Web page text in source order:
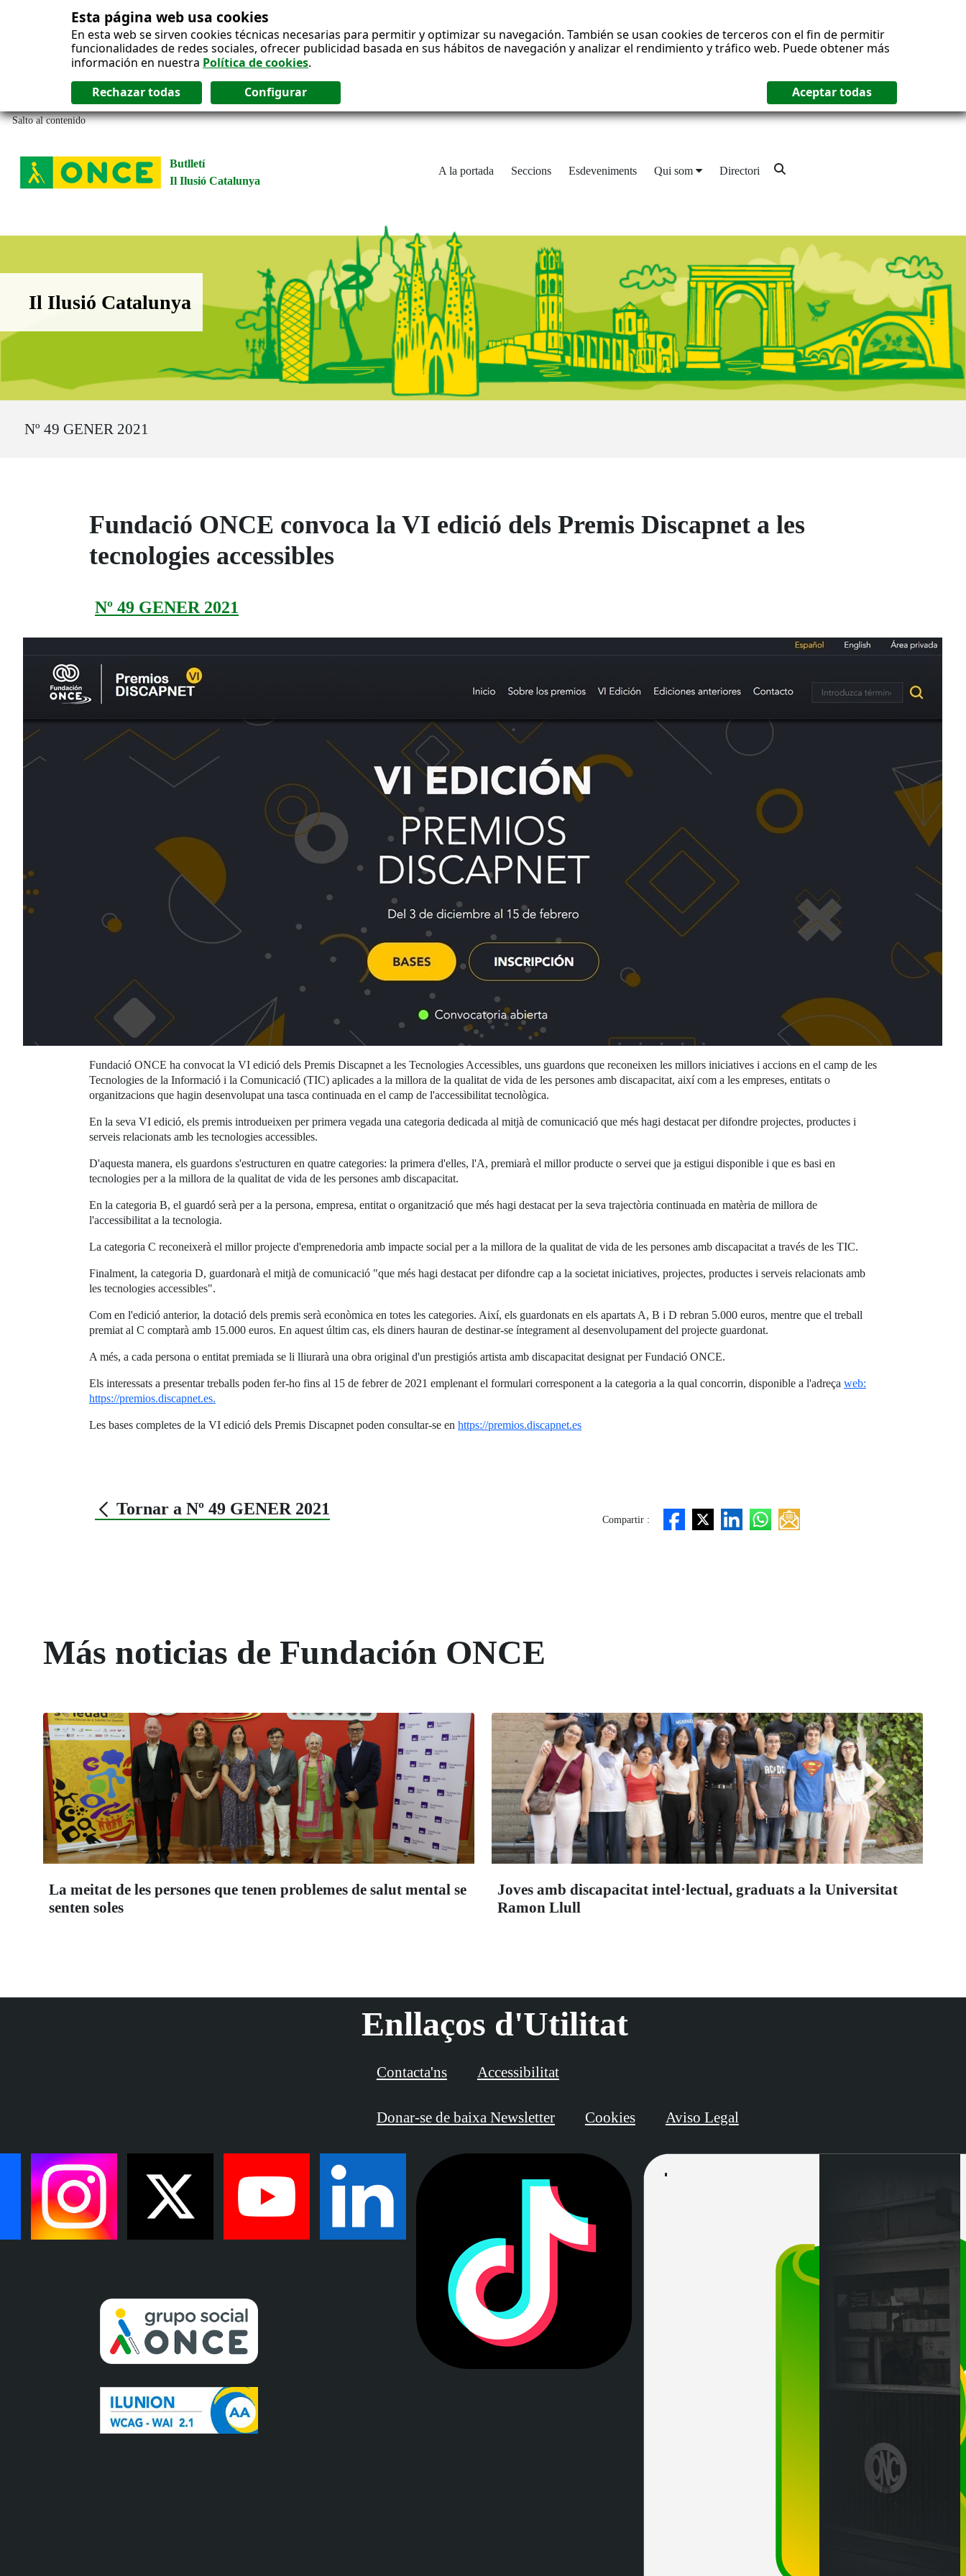
Esta página web usa cookies
En esta web se sirven cookies técnicas necesarias para permitir y optimizar su navegación. También se usan cookies de terceros con el fin de permitir
funcionalidades de redes sociales, ofrecer publicidad basada en sus hábitos de navegación y analizar el rendimiento y tráfico web. Puede obtener más
información en nuestra Política de cookies.
Salto al contenido
Butlletí
Il Ilusió Catalunya
A la portada Seccions Esdeveniments Qui som Directori
Boletín Il·lusió Catalunya
Il Ilusió Catalunya
Nº 49 GENER 2021
Fundació ONCE convoca la VI edició dels Premis Discapnet a les
tecnologies accessibles
Nº 49 GENER 2021
Fundació ONCE ha convocat la VI edició dels Premis Discapnet a les Tecnologies Accessibles, uns guardons que reconeixen les millors iniciatives i accions en el camp de les
Tecnologies de la Informació i la Comunicació (TIC) aplicades a la millora de la qualitat de vida de les persones amb discapacitat, així com a les empreses, entitats o
organitzacions que hagin desenvolupat una tasca continuada en el camp de l'accessibilitat tecnològica.
En la seva VI edició, els premis introdueixen per primera vegada una categoria dedicada al mitjà de comunicació que més hagi destacat per difondre projectes, productes i
serveis relacionats amb les tecnologies accessibles.
D'aquesta manera, els guardons s'estructuren en quatre categories: la primera d'elles, l'A, premiarà el millor producte o servei que ja estigui disponible i que es basi en
tecnologies per a la millora de la qualitat de vida de les persones amb discapacitat.
En la categoria B, el guardó serà per a la persona, empresa, entitat o organització que més hagi destacat per la seva trajectòria continuada en matèria de millora de
l'accessibilitat a la tecnologia.
La categoria C reconeixerà el millor projecte d'emprenedoria amb impacte social per a la millora de la qualitat de vida de les persones amb discapacitat a través de les TIC.
Finalment, la categoria D, guardonarà el mitjà de comunicació "que més hagi destacat per difondre cap a la societat iniciatives, projectes, productes i serveis relacionats amb
les tecnologies accessibles".
Com en l'edició anterior, la dotació dels premis serà econòmica en totes les categories. Així, els guardonats en els apartats A, B i D rebran 5.000 euros, mentre que el treball
premiat al C comptarà amb 15.000 euros. En aquest últim cas, els diners hauran de destinar-se íntegrament al desenvolupament del projecte guardonat.
A més, a cada persona o entitat premiada se li lliurarà una obra original d'un prestigiós artista amb discapacitat designat per Fundació ONCE.
Els interessats a presentar treballs poden fer-ho fins al 15 de febrer de 2021 emplenant el formulari corresponent a la categoria a la qual concorrin, disponible a l'adreça web:
https://premios.discapnet.es.
Les bases completes de la VI edició dels Premis Discapnet poden consultar-se en https://premios.discapnet.es
Tornar a Nº 49 GENER 2021
Compartir :
Más noticias de Fundación ONCE
La meitat de les persones que tenen problemes de salut mental se
senten soles
Joves amb discapacitat intel·lectual, graduats a la Universitat
Ramon Llull
Enllaços d'Utilitat
Contacta'ns Accessibilitat
Donar-se de baixa Newsletter Cookies Aviso Legal